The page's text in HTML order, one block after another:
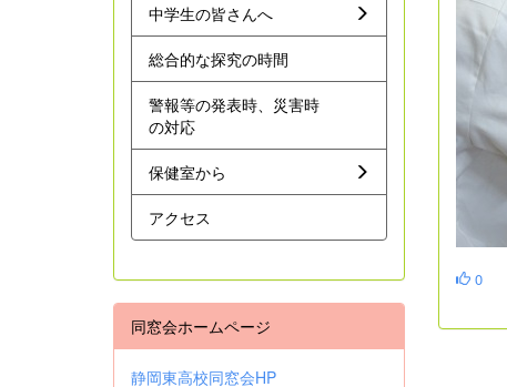
0
中学生の皆さんへ
総合的な探究の時間
警報等の発表時、災害時
の対応
保健室から
アクセス
同窓会ホームページ
静岡東高校同窓会HP